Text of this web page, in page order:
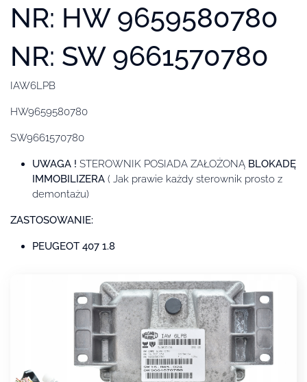
NR: HW 9659580780
NR: SW 9661570780
IAW6LPB
HW9659580780
SW9661570780
UWAGA ! STEROWNIK POSIADA ZAŁOŻONĄ BLOKADĘ
IMMOBILIZERA ( Jak prawie każdy sterownik prosto z
demontażu)
ZASTOSOWANIE:
PEUGEOT 407 1.8